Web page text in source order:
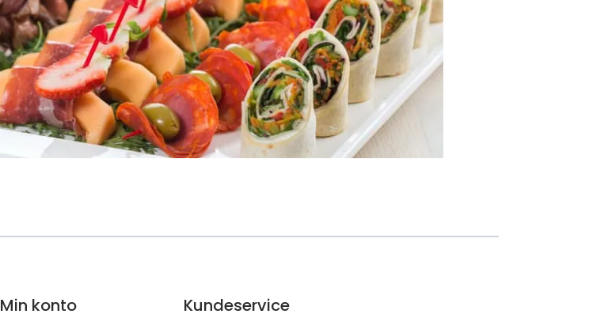
Min konto Kundeservice